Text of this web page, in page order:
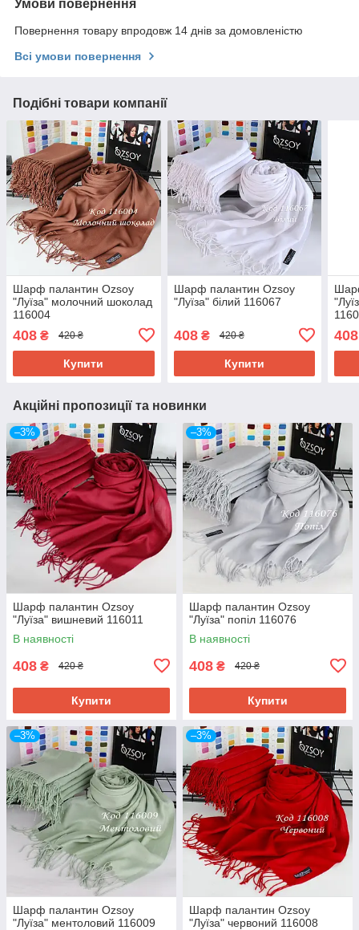
Умови повернення
Повернення товару впродовж 14 днів за домовленістю
Всі умови повернення
Подібні товари компанії
Шарф палантин Ozsoy
"Луїза" молочний шоколад
116004
408 ₴ 420 ₴
Купити
Шарф палантин Ozsoy
"Луїза" білий 116067
408₴ 420 ₴
Купити
408
Акційні пропозиції та новинки
–3%
Шарф палантин Ozsoy
"Луїза" вишневий 116011
В наявності
408 ₴ 420 ₴
Купити
–3%
Шарф палантин Ozsoy
"Луїза" попіл 116076
В наявності
408 ₴ 420 ₴
Купити
–3%
Шарф палантин Ozsoy
"Луїза" ментоловий 116009
–3%
Шарф палантин Ozsoy
"Луїза" червоний 116008